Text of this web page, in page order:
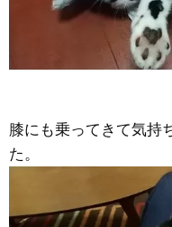
膝にも乗ってきて気持
た。